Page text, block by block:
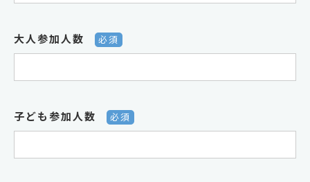
大人参加人数 必須
子ども参加人数 必須